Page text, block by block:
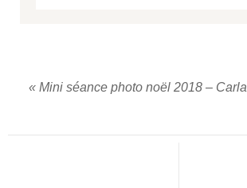
« Mini séance photo noël 2018 – Carla